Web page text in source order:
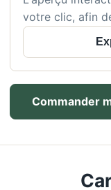
votre clic, afin
Commander